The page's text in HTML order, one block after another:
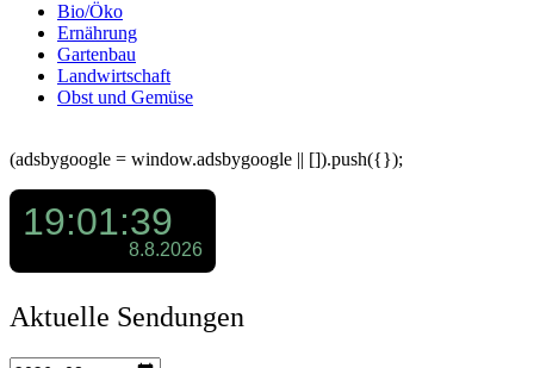
Bio/Öko
Ernährung
Gartenbau
Landwirtschaft
Obst und Gemüse
(adsbygoogle = window.adsbygoogle || []).push({});
Aktuelle Sendungen